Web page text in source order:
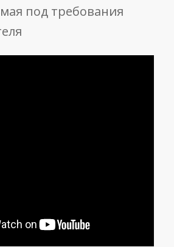
под требования